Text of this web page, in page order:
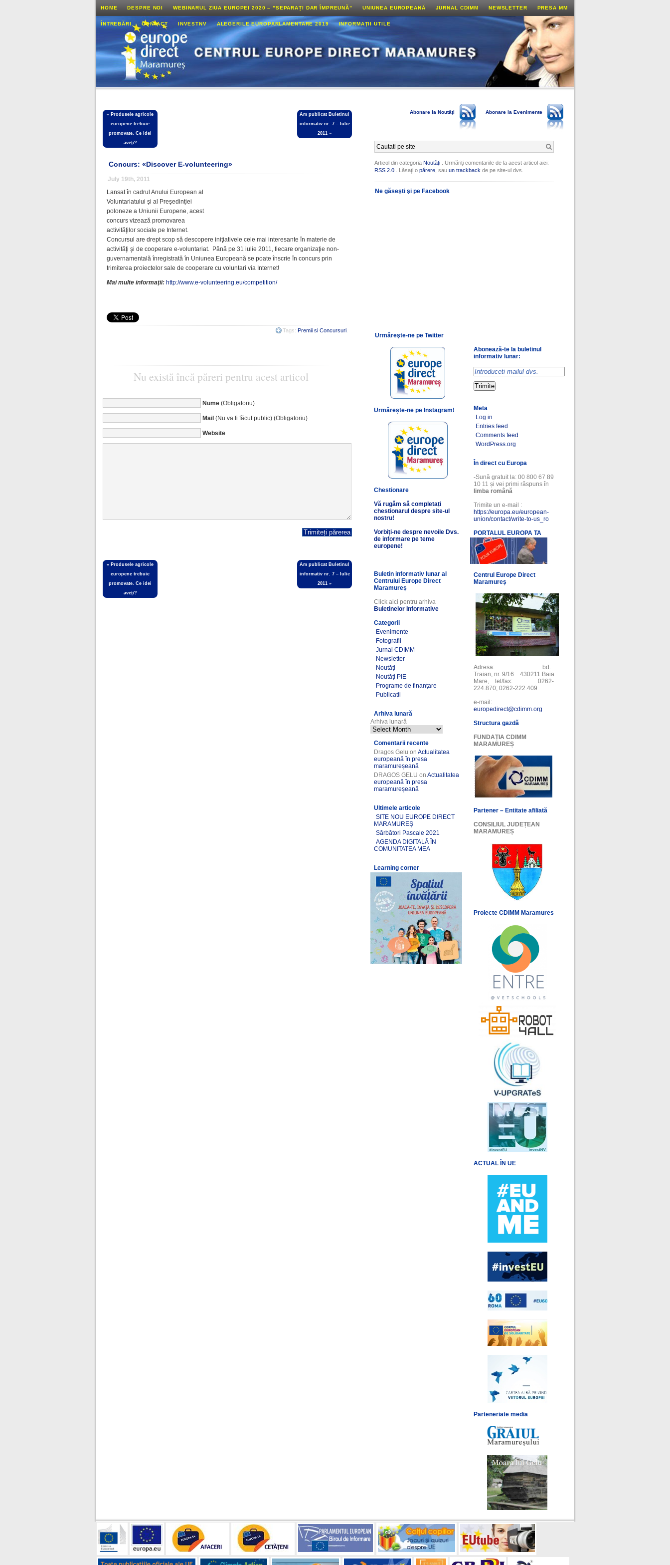
HOME DESPRE NOI WEBINARUL ZIUA EUROPEI 2020 – ”SEPARAȚI DAR ÎMPREUNĂ” UNIUNEA EUROPEANĂ JURNAL CDIMM NEWSLETTER PRESA MM
ÎNTREBĂRI CONTACT INVESTNV ALEGERILE EUROPARLAMENTARE 2019 INFORMAŢII UTILE
« Produsele agricole
europene trebuie
promovate. Ce idei
aveţi?
Am publicat Buletinul
informativ nr. 7 – Iulie
2011 »
Concurs: «Discover E-volunteering»
July 19th, 2011
Lansat în cadrul Anului European al
Voluntariatului şi al Preşedinţiei
poloneze a Uniunii Europene, acest
concurs vizează promovarea
activităţilor sociale pe Internet.
Concursul are drept scop să descopere iniţiativele cele mai interesante în materie de
activităţi şi de cooperare e-voluntariat. Până pe 31 iulie 2011, fiecare organizaţie non-
guvernamentală înregistrată în Uniunea Europeană se poate înscrie în concurs prin
trimiterea proiectelor sale de cooperare cu voluntari via Internet!
Mai multe informaţii: http://www.e-volunteering.eu/competition/
Tags:Premii si Concursuri
Nu există încă păreri pentru acest articol
Nume(Obligatoriu)
Mail(Nu va fi făcut public) (Obligatoriu)
Website
« Produsele agricole
europene trebuie
promovate. Ce idei
aveţi?
Am publicat Buletinul
informativ nr. 7 – Iulie
2011 »
Abonare la Noutăţi Abonare la Evenimente
Articol din categoriaNoutăţi . Urmăriţi comentariile de la acest articol aici:
RSS 2.0 . Lăsaţi opărere , sauun trackbackde pe site-ul dvs.
Ne găseşti şi pe Facebook
Urmăreşte-ne pe Twitter
Urmărește-ne pe Instagram!
Chestionare
Vă rugăm să completați
chestionarul despre site-ul
nostru!
Vorbiți-ne despre nevoile Dvs.
de informare pe teme
europene!
Buletin informativ lunar al
Centrului Europe Direct
Maramureș
Click aici pentru arhiva
Buletinelor Informative
Categorii
Evenimente
Fotografii
Jurnal CDIMM
Newsletter
Noutăţi
Noutăți PIE
Programe de finanţare
Publicatii
Arhiva lunară
Arhiva lunară
Comentarii recente
Dragos Gelu onActualitatea
europeană în presa
maramureșeană
DRAGOS GELU onActualitatea
europeană în presa
maramureșeană
Ultimele articole
SITE NOU EUROPE DIRECT
MARAMUREȘ
Sărbători Pascale 2021
AGENDA DIGITALĂ ÎN
COMUNITATEA MEA
Learning corner
Abonează-te la buletinul
informativ lunar:
Meta
Log in
Entries feed
Comments feed
WordPress.org
În direct cu Europa
-Sună gratuit la: 00 800 67 89
10 11 și vei primi răspuns în
limba română
Trimite un e-mail :
https://europa.eu/european-
union/contact/write-to-us_ro
PORTALUL EUROPA TA
Centrul Europe Direct
Maramureș
Adresa: bd.
Traian, nr. 9/16 430211 Baia
Mare, tel/fax: 0262-
224.870; 0262-222.409
e-mail:
europedirect@cdimm.org
Structura gazdă
FUNDAȚIA CDIMM
MARAMUREȘ
Partener – Entitate afiliată
CONSILIUL JUDEȚEAN
MARAMUREȘ
Proiecte CDIMM Maramures
ACTUAL ÎN UE
Parteneriate media